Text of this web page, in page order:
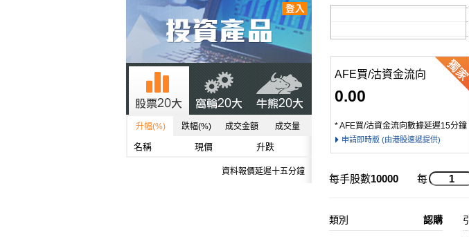
升幅(%) 跌幅(%) 成交金額 成交量
名稱 現價 升跌
資料報價延遲十五分鐘
AFE買/沽資金流向
0.00
* AFE買/沽資金流向數據延遲15分鐘
申請即時版 (由港股速遞提供)
每手股數10000 每
類別 認購